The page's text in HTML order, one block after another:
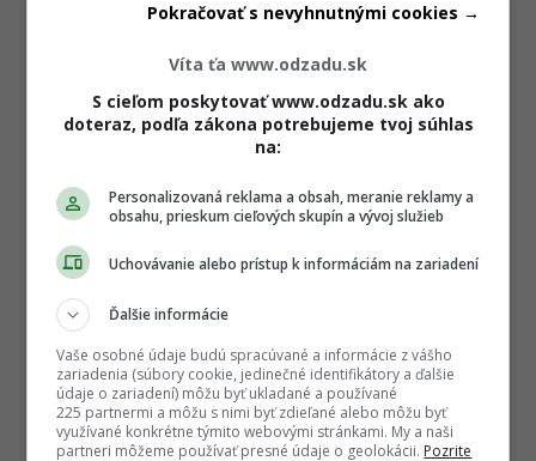
Víta ťa www.odzadu.sk
S cieľom poskytovať www.odzadu.sk ako
doteraz, podľa zákona potrebujeme tvoj súhlas
na:
Personalizovaná reklama a obsah, meranie reklamy a
obsahu, prieskum cieľových skupín a vývoj služieb
Uchovávanie alebo prístup k informáciám na zariadení
Ďalšie informácie
Vaše osobné údaje budú spracúvané a informácie z vášho
zariadenia (súbory cookie, jedinečné identifikátory a ďalšie
údaje o zariadení) môžu byť ukladané a používané
225 partnermi a môžu s nimi byť zdieľané alebo môžu byť
využívané konkrétne týmito webovými stránkami. My a naši
partneri môžeme používať presné údaje o geolokácii. Pozrite
Pokračovať s nevyhnutnými cookies →